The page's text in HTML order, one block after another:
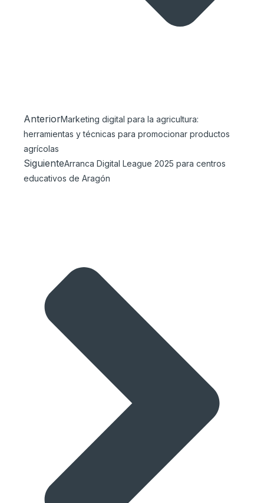
AnteriorMarketing digital para la agricultura:
herramientas y técnicas para promocionar productos
agrícolas
SiguienteArranca Digital League 2025 para centros
educativos de Aragón